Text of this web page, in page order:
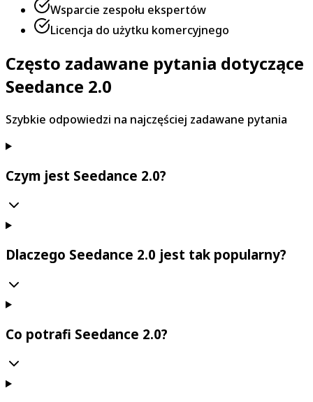
Wsparcie zespołu ekspertów
Licencja do użytku komercyjnego
Często zadawane pytania dotyczące
Seedance 2.0
Szybkie odpowiedzi na najczęściej zadawane pytania
Czym jest Seedance 2.0?
Dlaczego Seedance 2.0 jest tak popularny?
Co potrafi Seedance 2.0?